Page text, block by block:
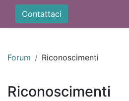
Contattaci
Forum Riconoscimenti
Riconoscimenti